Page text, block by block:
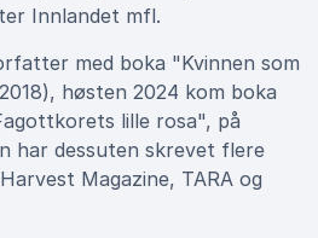
Innlandet mfl.
med boka "Kvinnen som
høsten 2024 kom boka
lille rosa", på
har dessuten skrevet flere
Magazine, TARA og